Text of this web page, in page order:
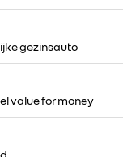
gezinsauto
value for money